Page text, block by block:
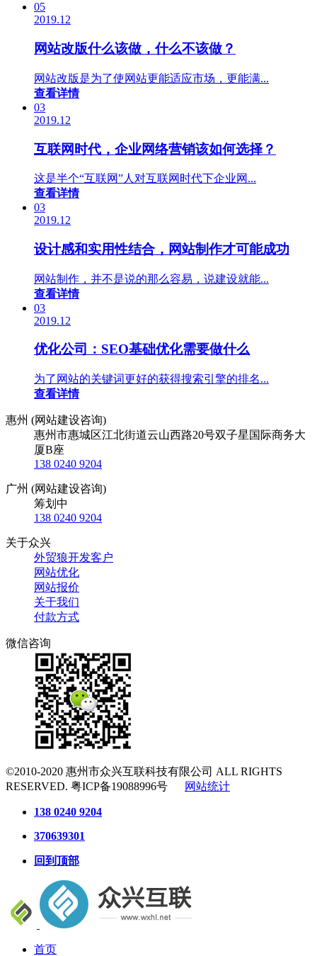
05
2019.12
网站改版什么该做，什么不该做？
网站改版是为了使网站更能适应市场，更能满...
查看详情
03
2019.12
互联网时代，企业网络营销该如何选择？
这是半个“互联网”人对互联网时代下企业网...
查看详情
03
2019.12
设计感和实用性结合，网站制作才可能成功
网站制作，并不是说的那么容易，说建设就能...
查看详情
03
2019.12
优化公司：SEO基础优化需要做什么
为了网站的关键词更好的获得搜索引擎的排名...
查看详情
惠州 (网站建设咨询)
惠州市惠城区江北街道云山西路20号双子星国际商务大
厦B座
138 0240 9204
广州 (网站建设咨询)
筹划中
138 0240 9204
关于众兴
外贸狼开发客户
网站优化
网站报价
关于我们
付款方式
微信咨询
©2010-2020 惠州市众兴互联科技有限公司 ALL RIGHTS
RESERVED. 粤ICP备19088996号 网站统计
138 0240 9204
370639301
回到顶部
首页